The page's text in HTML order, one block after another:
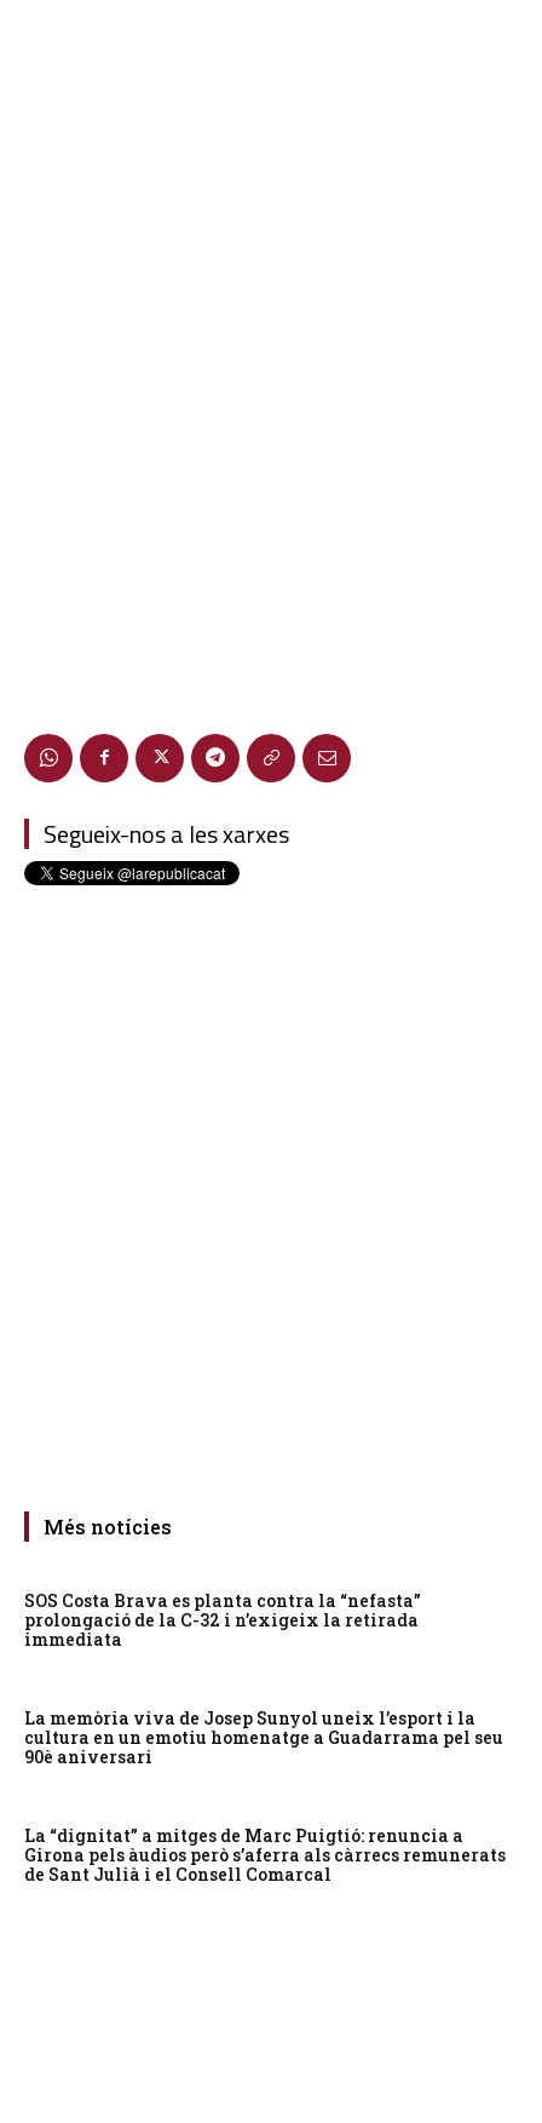
Segueix-nos a les xarxes
Més notícies
SOS Costa Brava es planta contra la “nefasta”
prolongació de la C-32 i n’exigeix la retirada
immediata
La memòria viva de Josep Sunyol uneix l’esport i la
cultura en un emotiu homenatge a Guadarrama pel seu
90è aniversari
La “dignitat” a mitges de Marc Puigtió: renuncia a
Girona pels àudios però s’aferra als càrrecs remunerats
de Sant Julià i el Consell Comarcal